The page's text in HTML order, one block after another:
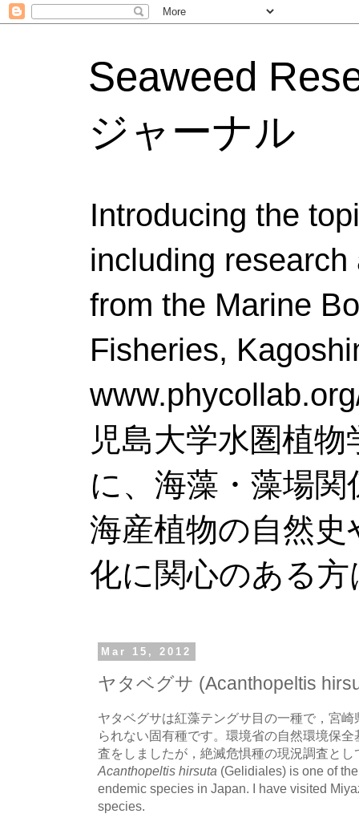
Seaweed
ジャーナル
Introducing the
including
from the Marine
Fisheries,
児島大学水圏植
に、海藻・藻場
海産植物の自然
化に関心のある
Mar 15, 2012
ヤタベグサ (Acanthopeltis
ヤタベグサは紅藻テングサ目の一種で，宮
られない固有種です。環境省の自然環境保
査をしましたが，絶滅危惧種の現況調査と
Acanthopeltis hirsuta (Gelidiales) is one of
endemic species in Japan. I have visited
species.